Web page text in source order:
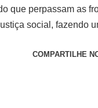
que perpassam as
social, fazendo
COMPARTILHE